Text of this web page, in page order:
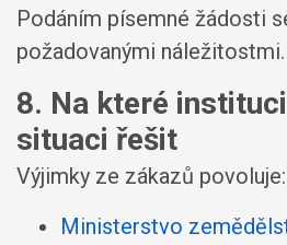
Podáním písemné žádosti
požadovanými náležitostmi.
8. Na které
situaci řešit
Výjimky ze zákazů povoluje:
Ministerstvo